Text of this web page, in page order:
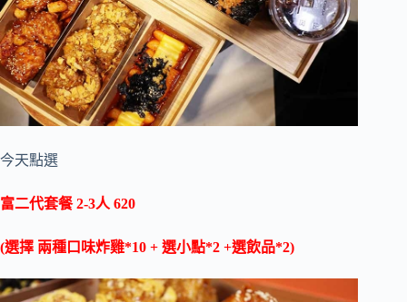
今天點選
富二代套餐 2-3人 620
(選擇 兩種口味炸雞*10 + 選小點*2 +選飲品*2)